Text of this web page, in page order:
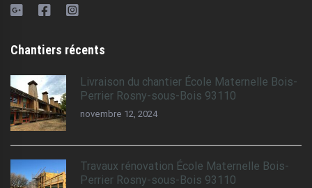
Chantiers récents
Livraison du chantier École Maternelle Bois-
Perrier Rosny-sous-Bois 93110
novembre 12, 2024
Travaux rénovation École Maternelle Bois-
Perrier Rosny-sous-Bois 93110